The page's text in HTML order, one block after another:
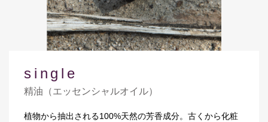
single
精油（エッセンシャルオイル）
植物から抽出される100%天然の芳香成分。古くから化粧